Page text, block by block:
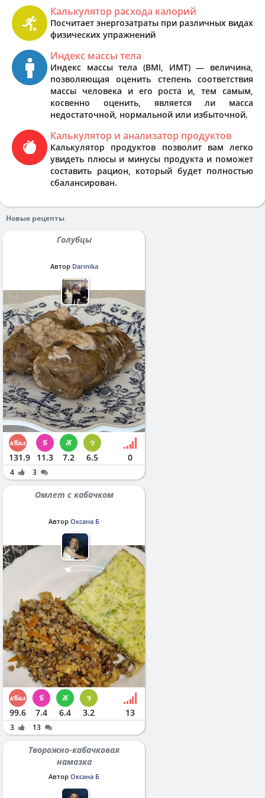
Калькулятор расхода калорий
Посчитает энергозатраты при различных видах
физических упражнений
Индекс массы тела
Индекс массы тела (BMI, ИМТ) — величина,
позволяющая оценить степень соответствия
массы человека и его роста и, тем самым,
косвенно оценить, является ли масса
недостаточной, нормальной или избыточной.
Калькулятор и анализатор продуктов
Калькулятор продуктов позволит вам легко
увидеть плюсы и минусы продукта и поможет
составить рацион, который будет полностью
сбалансирован.
Новые рецепты
Голубцы
Автор Darinika
131.9 11.3 7.2 6.5 0
4 3
Омлет с кабачком
Автор Оксана Б
99.6 7.4 6.4 3.2 13
3 13
Творожно-кабачковая
намазка
Автор Оксана Б